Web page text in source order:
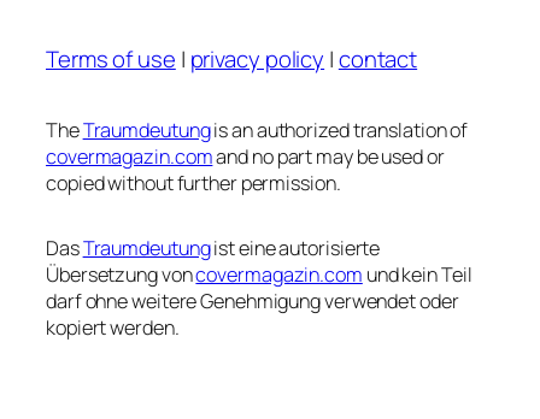
Terms of use | privacy policy |contact
TheTraumdeutungis an authorized translation of
covermagazin.comand no part may be used or
copied without further permission.
DasTraumdeutungist eine autorisierte
Übersetzung voncovermagazin.com und kein Teil
darf ohne weitere Genehmigung verwendet oder
kopiert werden.